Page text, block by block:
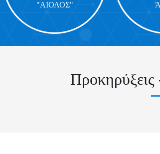
"ΑΙΟΛΟΣ"